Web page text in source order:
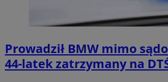
Prowadził BMW mimo
44-latek zatrzymany na